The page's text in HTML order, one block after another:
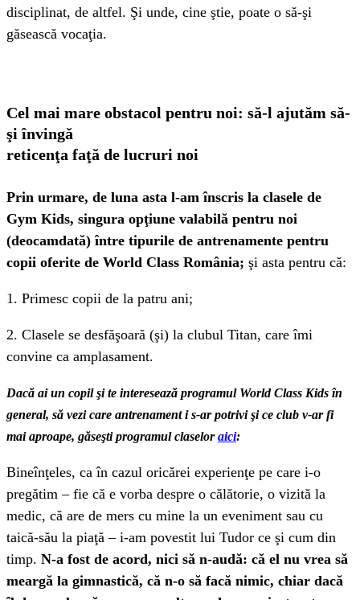
disciplinat, de altfel. Şi unde, cine ştie, poate o să-şi
găsească vocaţia.
Cel mai mare obstacol pentru noi: să-l ajutăm să-
şi învingă
reticenţa faţă de lucruri noi
Prin urmare, de luna asta l-am înscris la clasele de
Gym Kids, singura opţiune valabilă pentru noi
(deocamdată) între tipurile de antrenamente pentru
copii oferite de World Class România; şi asta pentru că:
1. Primesc copii de la patru ani;
2. Clasele se desfăşoară (şi) la clubul Titan, care îmi
convine ca amplasament.
Dacă ai un copil şi te interesează programul World Class Kids în
general, să vezi care antrenament i s-ar potrivi şi ce club v-ar fi
mai aproape, găseşti programul claseloraici:
Bineînţeles, ca în cazul oricărei experienţe pe care i-o
pregătim – fie că e vorba despre o călătorie, o vizită la
medic, că are de mers cu mine la un eveniment sau cu
taică-său la piaţă – i-am povestit lui Tudor ce şi cum din
timp. N-a fost de acord, nici să n-audă: că el nu vrea să
meargă la gimnastică, că n-o să facă nimic, chiar dacă